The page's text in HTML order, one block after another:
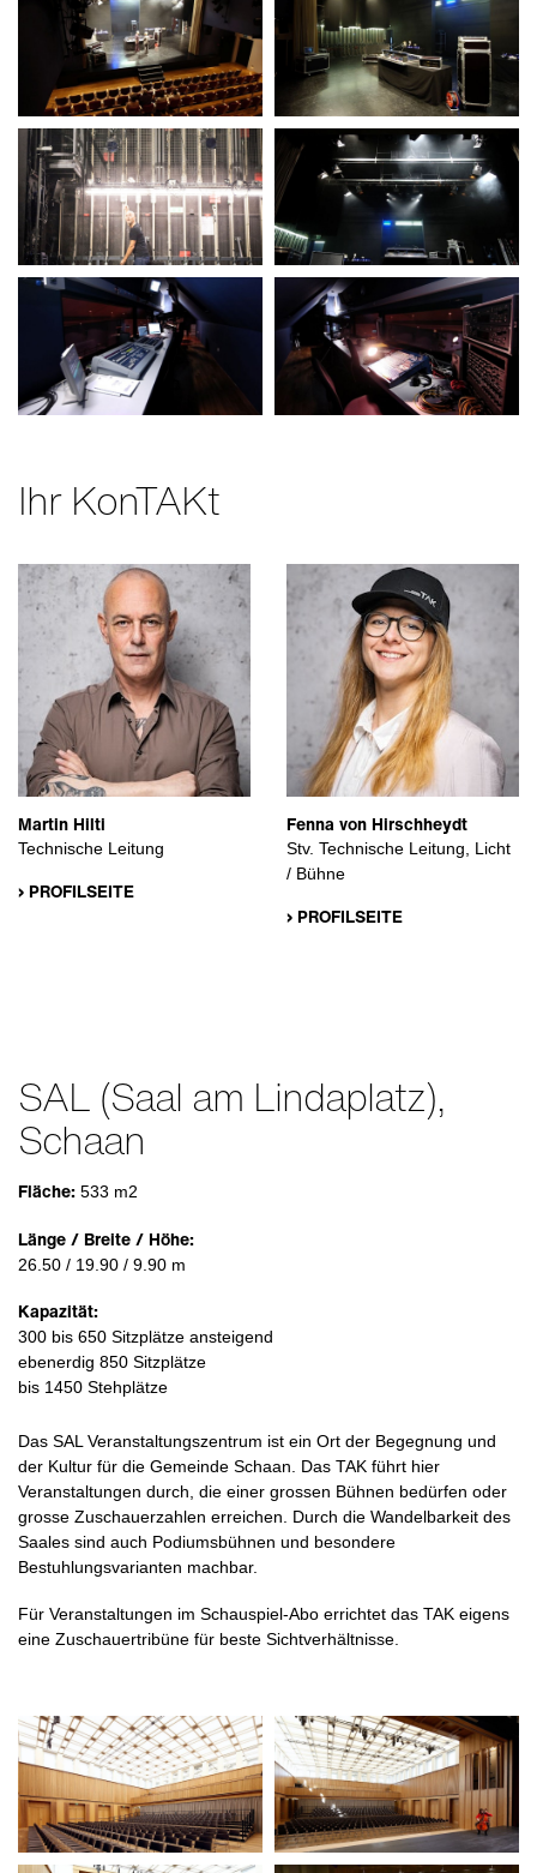
Ihr KonTAKt
Martin Hilti
Technische Leitung
› PROFILSEITE
Fenna von Hirschheydt
Stv. Technische Leitung, Licht
/ Bühne
› PROFILSEITE
SAL (Saal am Lindaplatz),
Schaan
Fläche: 533 m2
Länge / Breite / Höhe:
26.50 / 19.90 / 9.90 m
Kapazität:
300 bis 650 Sitzplätze ansteigend
ebenerdig 850 Sitzplätze
bis 1450 Stehplätze
Das SAL Veranstaltungszentrum ist ein Ort der Begegnung und
der Kultur für die Gemeinde Schaan. Das TAK führt hier
Veranstaltungen durch, die einer grossen Bühnen bedürfen oder
grosse Zuschauerzahlen erreichen. Durch die Wandelbarkeit des
Saales sind auch Podiumsbühnen und besondere
Bestuhlungsvarianten machbar.
Für Veranstaltungen im Schauspiel-Abo errichtet das TAK eigens
eine Zuschauertribüne für beste Sichtverhältnisse.